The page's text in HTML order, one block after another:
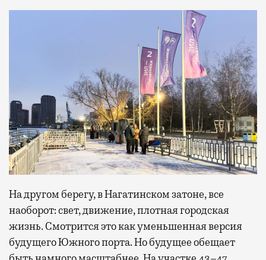
На другом берегу, в Нагатинском затоне, все
наоборот: свет, движение, плотная городская
жизнь. Смотрится это как уменьшенная версия
будущего Южного порта. Но будущее обещает